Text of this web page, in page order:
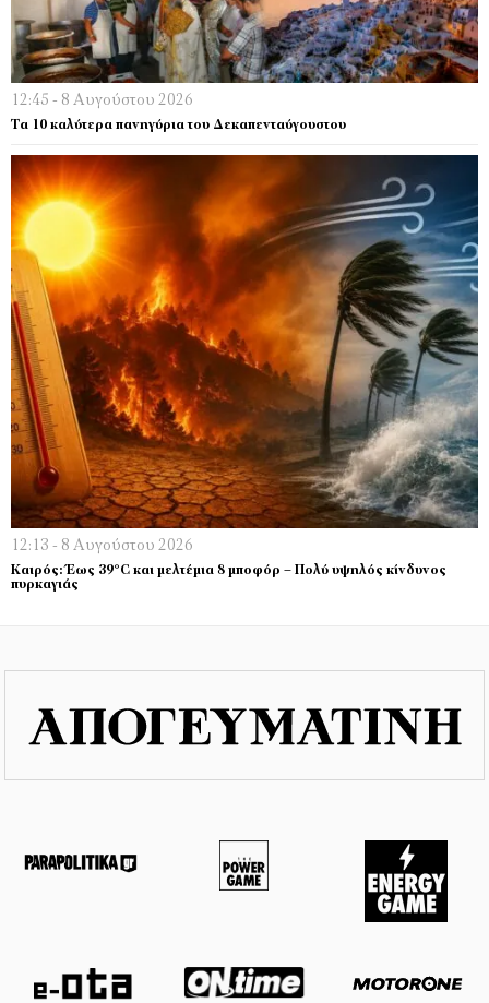
12:45 - 8 Αυγούστου 2026
Τα 10 καλύτερα πανηγύρια του Δεκαπενταύγουστου
12:13 - 8 Αυγούστου 2026
Καιρός: Έως 39°C και μελτέμια 8 μποφόρ – Πολύ υψηλός κίνδυνος
πυρκαγιάς